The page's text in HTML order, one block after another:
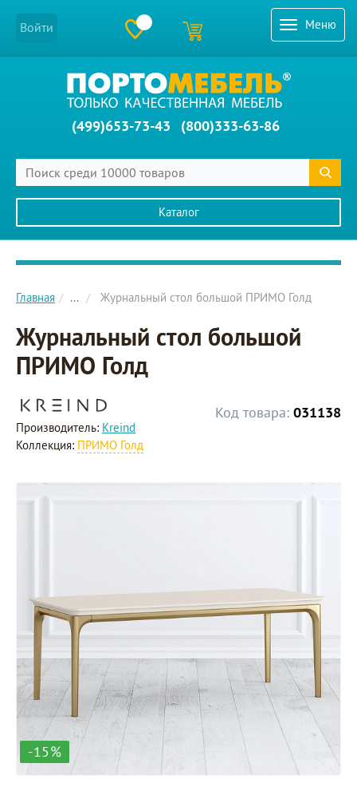
Меню
Войти
(499)653-73-43 (800)333-63-86
Каталог
Главное меню сайта
Главная ... Журнальный стол большой ПРИМО Голд
Журнальный стол большой
ПРИМО Голд
Код товара: 031138
Производитель: Kreind
Коллекция: ПРИМО Голд
-15%